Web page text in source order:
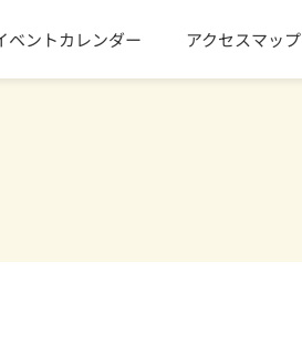
ベントカレンダー アクセスマップ